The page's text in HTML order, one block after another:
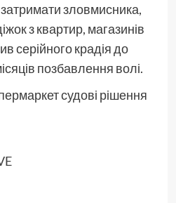
зловмисника,
з квартир, магазинів
серійного крадія до
позбавлення волі.
судові рішення